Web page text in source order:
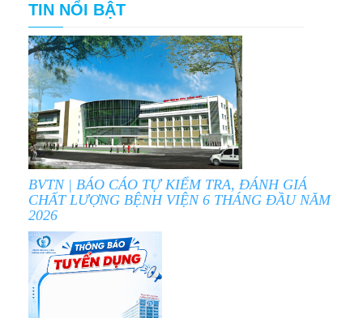
TIN NỔI BẬT
BVTN | BÁO CÁO TỰ KIỂM TRA, ĐÁNH GIÁ
CHẤT LƯỢNG BỆNH VIỆN 6 THÁNG ĐẦU NĂM
2026